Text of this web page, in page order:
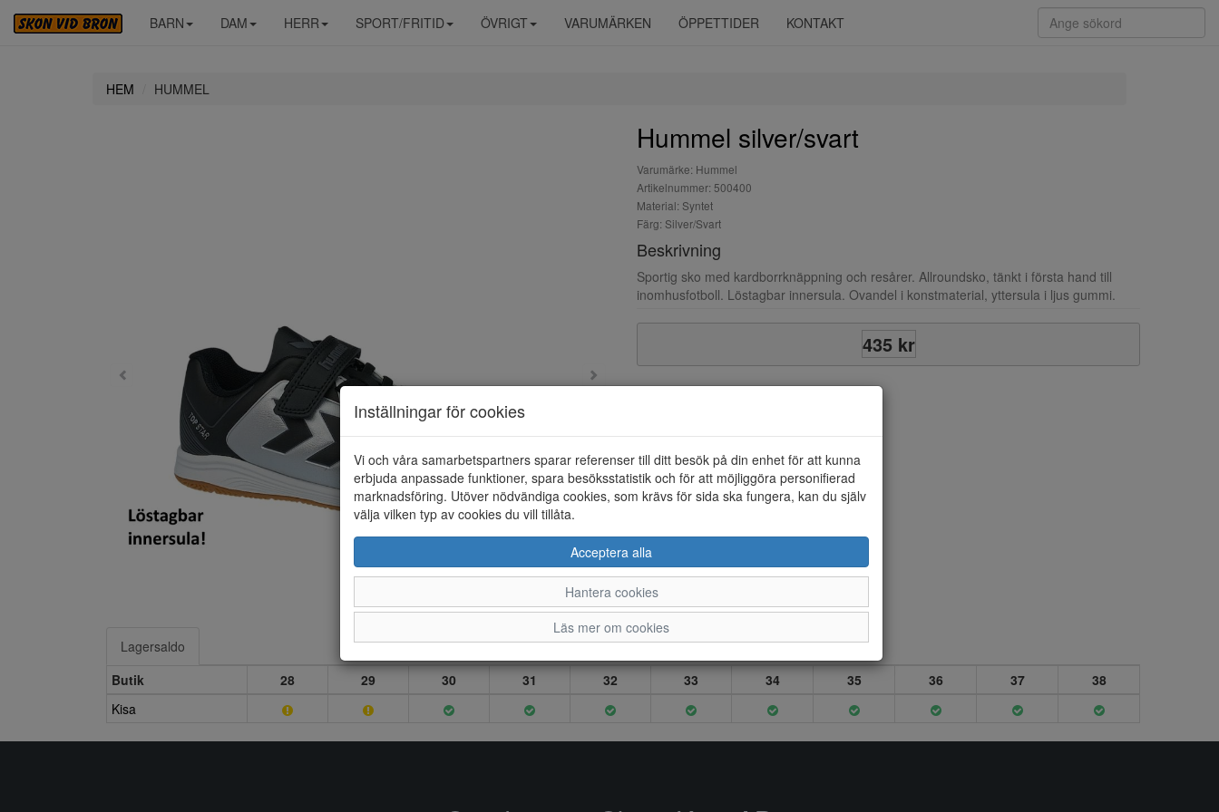
BARN DAM HERR SPORT/FRITID ÖVRIGT VARUMÄRKEN ÖPPETTIDER KONTAKT
HEM HUMMEL
Hummel silver/svart
Varumärke: Hummel
Artikelnummer: 500400
Material: Syntet
Färg: Silver/Svart
Beskrivning
Sportig sko med kardborrknäppning och resårer. Allroundsko, tänkt i första hand till
inomhusfotboll. Löstagbar innersula. Ovandel i konstmaterial, yttersula i ljus gummi.
435 kr
Lagersaldo
Butik
28 29 30 31 32 33 34 35 36 37
38
Kisa
Inställningar för cookies
Vi och våra samarbetspartners sparar referenser till ditt besök på din enhet för att kunna
erbjuda anpassade funktioner, spara besöksstatistik och för att möjliggöra personifierad
marknadsföring. Utöver nödvändiga cookies, som krävs för sida ska fungera, kan du själv
välja vilken typ av cookies du vill tillåta.
Acceptera alla
Hantera cookies
Läs mer om cookies